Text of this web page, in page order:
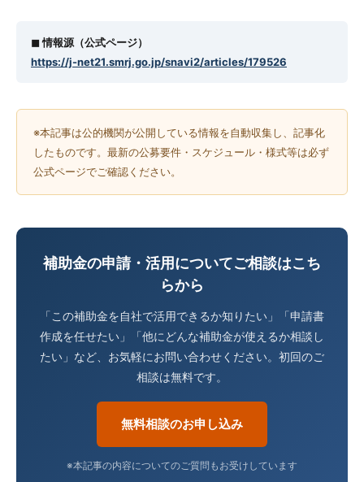
◼︎ 情報源（公式ページ）
https://j-net21.smrj.go.jp/snavi2/articles/179526
※本記事は公的機関が公開している情報を自動収集し、記事化
したものです。最新の公募要件・スケジュール・様式等は必ず
公式ページでご確認ください。
補助金の申請・活用についてご相談はこち
らから
「この補助金を自社で活用できるか知りたい」「申請書
作成を任せたい」「他にどんな補助金が使えるか相談し
たい」など、お気軽にお問い合わせください。初回のご
相談は無料です。
無料相談のお申し込み
※本記事の内容についてのご質問もお受けしています